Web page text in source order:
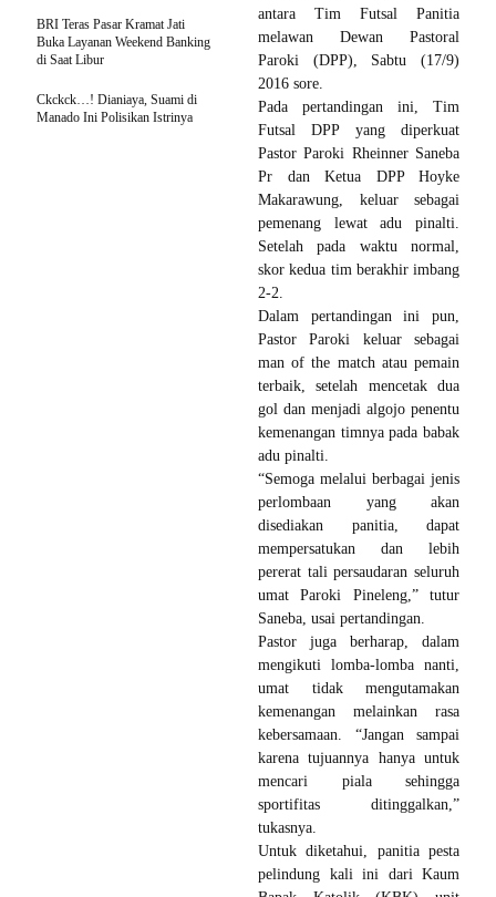
antara Tim Futsal Panitia
melawan Dewan Pastoral
Paroki (DPP), Sabtu (17/9)
2016 sore.
Pada pertandingan ini, Tim
Futsal DPP yang diperkuat
Pastor Paroki Rheinner Saneba
Pr dan Ketua DPP Hoyke
Makarawung, keluar sebagai
pemenang lewat adu pinalti.
Setelah pada waktu normal,
skor kedua tim berakhir imbang
2-2.
Dalam pertandingan ini pun,
Pastor Paroki keluar sebagai
man of the match atau pemain
terbaik, setelah mencetak dua
gol dan menjadi algojo penentu
kemenangan timnya pada babak
adu pinalti.
“Semoga melalui berbagai jenis
perlombaan yang akan
disediakan panitia, dapat
mempersatukan dan lebih
pererat tali persaudaran seluruh
umat Paroki Pineleng,” tutur
Saneba, usai pertandingan.
Pastor juga berharap, dalam
mengikuti lomba-lomba nanti,
umat tidak mengutamakan
kemenangan melainkan rasa
kebersamaan. “Jangan sampai
karena tujuannya hanya untuk
mencari piala sehingga
sportifitas ditinggalkan,”
tukasnya.
Untuk diketahui, panitia pesta
pelindung kali ini dari Kaum
BRI Teras Pasar Kramat Jati
Buka Layanan Weekend Banking
di Saat Libur
Ckckck…! Dianiaya, Suami di
Manado Ini Polisikan Istrinya